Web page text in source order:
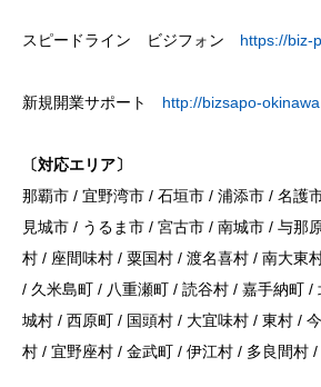
スピードライン ビジフォン https://biz-
新規開業サポート http://bizsapo-
〔対応エリア〕
那覇市 / 宜野湾市 / 石垣市 / 浦添市 / 名護
見城市 / うるま市 / 宮古市 / 南城市 / 与那
村 / 座間味村 / 粟国村 / 渡名喜村 / 南大東
/ 久米島町 / 八重瀬町 / 読谷村 / 嘉手納町 /
城村 / 西原町 / 国頭村 / 大宜味村 / 東村 /
村 / 宜野座村 / 金武町 / 伊江村 / 多良間村